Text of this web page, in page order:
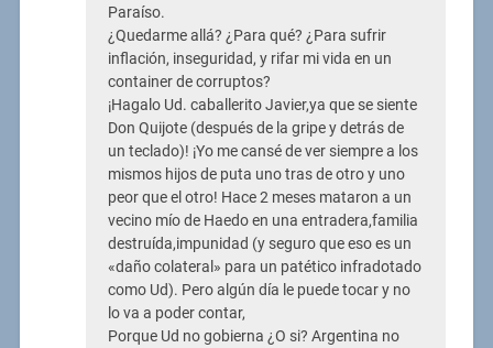
Paraíso.
¿Quedarme allá? ¿Para qué? ¿Para sufrir
inflación, inseguridad, y rifar mi vida en un
container de corruptos?
¡Hagalo Ud. caballerito Javier,ya que se siente
Don Quijote (después de la gripe y detrás de
un teclado)! ¡Yo me cansé de ver siempre a los
mismos hijos de puta uno tras de otro y uno
peor que el otro! Hace 2 meses mataron a un
vecino mío de Haedo en una entradera,familia
destruída,impunidad (y seguro que eso es un
«daño colateral» para un patético infradotado
como Ud). Pero algún día le puede tocar y no
lo va a poder contar,
Porque Ud no gobierna ¿O si? Argentina no